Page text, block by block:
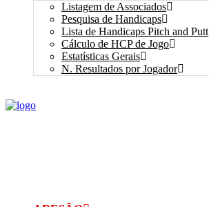
Listagem de Associados
Pesquisa de Handicaps
Lista de Handicaps Pitch and Putt
Cálculo de HCP de Jogo
Estatísticas Gerais
N. Resultados por Jogador